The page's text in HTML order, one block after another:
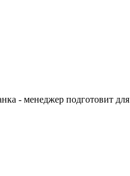
- менеджер подготовит